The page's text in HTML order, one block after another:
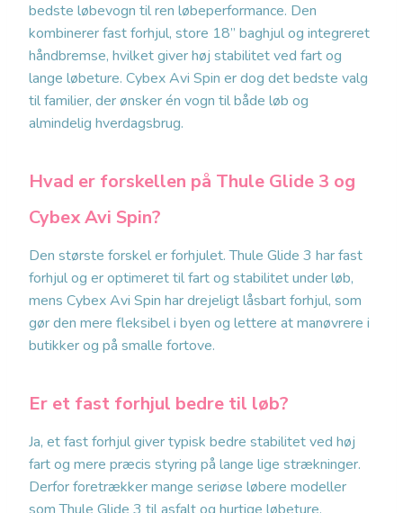
bedste løbevogn til ren løbeperformance. Den
kombinerer fast forhjul, store 18” baghjul og integreret
håndbremse, hvilket giver høj stabilitet ved fart og
lange løbeture. Cybex Avi Spin er dog det bedste valg
til familier, der ønsker én vogn til både løb og
almindelig hverdagsbrug.
Hvad er forskellen på Thule Glide 3 og
Cybex Avi Spin?
Den største forskel er forhjulet. Thule Glide 3 har fast
forhjul og er optimeret til fart og stabilitet under løb,
mens Cybex Avi Spin har drejeligt låsbart forhjul, som
gør den mere fleksibel i byen og lettere at manøvrere i
butikker og på smalle fortove.
Er et fast forhjul bedre til løb?
Ja, et fast forhjul giver typisk bedre stabilitet ved høj
fart og mere præcis styring på lange lige strækninger.
Derfor foretrækker mange seriøse løbere modeller